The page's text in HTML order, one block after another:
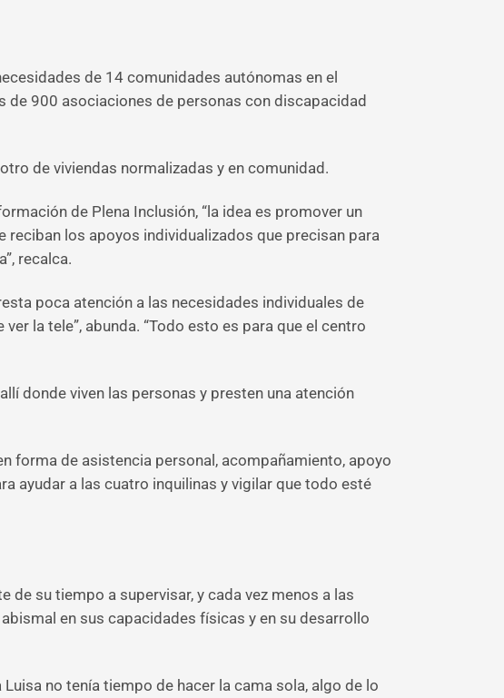
de 14 comunidades autónomas en el
de 900 asociaciones de personas con discapacidad
de viviendas normalizadas y en comunidad.
de Plena Inclusión, “la idea es promover un
los apoyos individualizados que precisan para
recalca.
poca atención a las necesidades individuales de
la tele”, abunda. “Todo esto es para que el centro
donde viven las personas y presten una atención
forma de asistencia personal, acompañamiento, apoyo
ayudar a las cuatro inquilinas y vigilar que todo esté
de su tiempo a supervisar, y cada vez menos a las
en sus capacidades físicas y en su desarrollo
no tenía tiempo de hacer la cama sola, algo de lo